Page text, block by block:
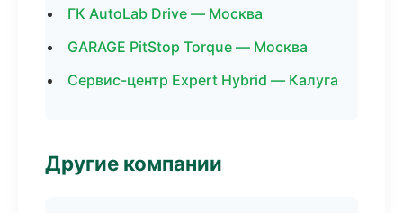
ГК AutoLab Drive — Москва
GARAGE PitStop Torque — Москва
Сервис-центр Expert Hybrid — Калуга
Другие компании